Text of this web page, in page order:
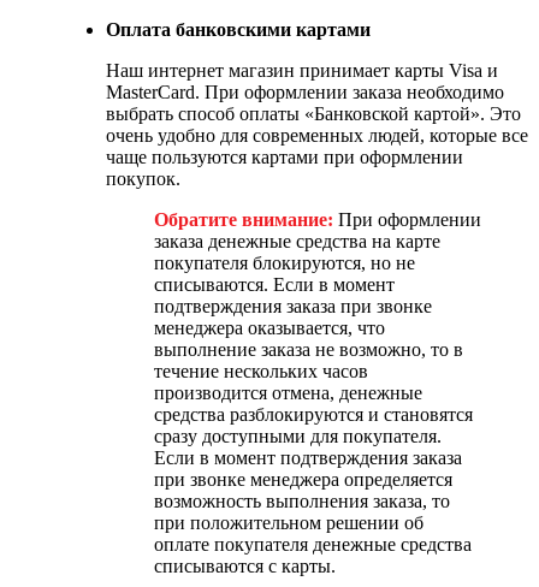
Оплата банковскими картами
Наш интернет магазин принимает карты Visa и
MasterCard. При оформлении заказа необходимо
выбрать способ оплаты «Банковской картой». Это
очень удобно для современных людей, которые все
чаще пользуются картами при оформлении
покупок.
Обратите внимание: При оформлении
заказа денежные средства на карте
покупателя блокируются, но не
списываются. Если в момент
подтверждения заказа при звонке
менеджера оказывается, что
выполнение заказа не возможно, то в
течение нескольких часов
производится отмена, денежные
средства разблокируются и становятся
сразу доступными для покупателя.
Если в момент подтверждения заказа
при звонке менеджера определяется
возможность выполнения заказа, то
при положительном решении об
оплате покупателя денежные средства
списываются с карты.